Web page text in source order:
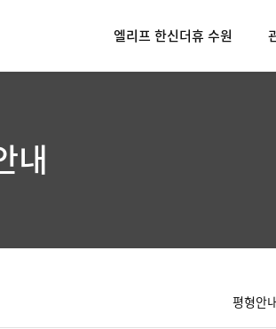
엘리프 한신더휴 수원
내
평형안